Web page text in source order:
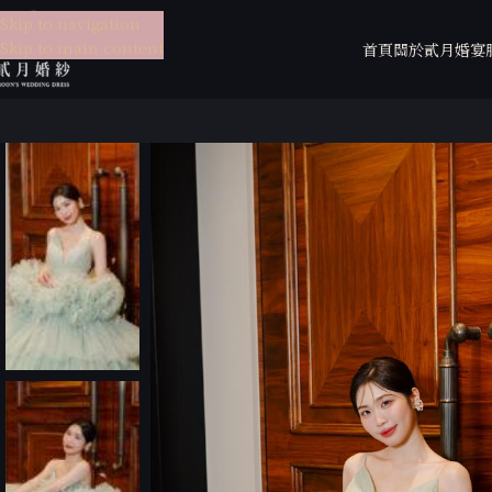
Skip to navigation
Skip to main content
首頁關於貳月婚宴